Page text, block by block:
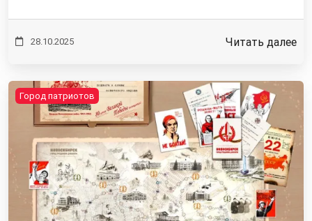
28.10.2025 Читать далее
Город патриотов